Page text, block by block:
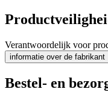
Verantwoordelijk voor
informatie over de fabrikant
Bestel- en